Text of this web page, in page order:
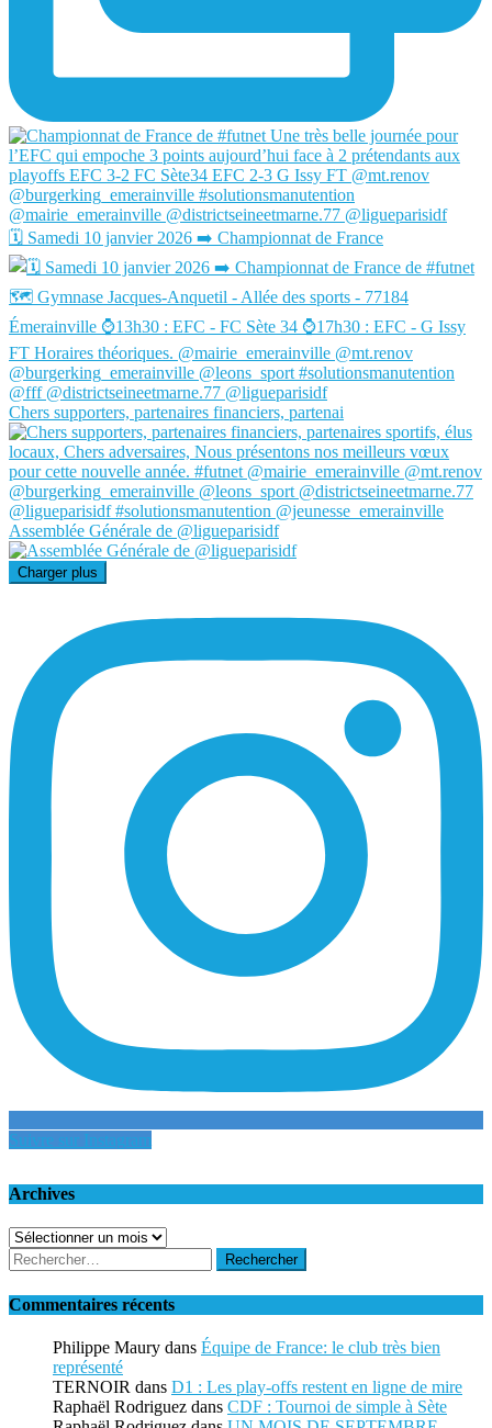
🗓️ Samedi 10 janvier 2026 ➡️ Championnat de France
Chers supporters, partenaires financiers, partenai
Assemblée Générale de @ligueparisidf
Charger plus
Suivre sur Instagram
Archives
Archives
Rechercher :
Commentaires récents
Philippe Maury dans Équipe de France: le club très bien
représenté
TERNOIR dans D1 : Les play-offs restent en ligne de mire
Raphaël Rodriguez dans CDF : Tournoi de simple à Sète